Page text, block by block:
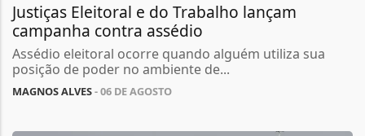
Justiças Eleitoral e do Trabalho lançam
campanha contra assédio
Assédio eleitoral ocorre quando alguém utiliza sua
posição de poder no ambiente de...
MAGNOS ALVES- 06 DE AGOSTO